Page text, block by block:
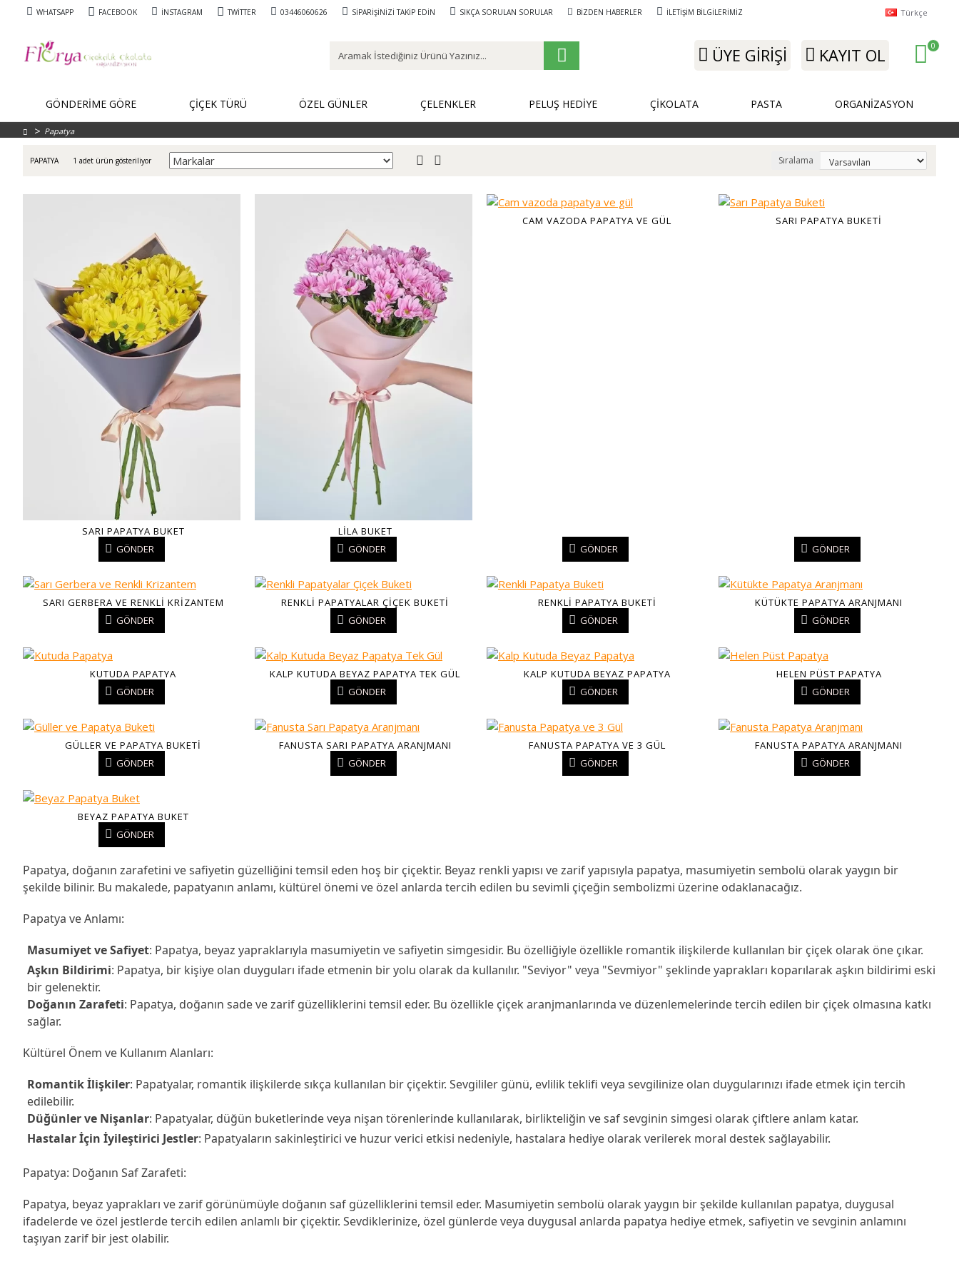
WHATSAPP FACEBOOK İNSTAGRAM TWITTER 03446060626 SIPARIŞINIZI TAKIP EDIN SIKÇA SORULAN SORULAR BIZDEN HABERLER İLETIŞIM BILGILERIMIZ Türkçe
ÜYE GIRIŞI KAYIT OL 0
GÖNDERİME GÖRE ÇİÇEK TÜRÜ ÖZEL GÜNLER ÇELENKLER PELUŞ HEDİYE ÇİKOLATA PASTA ORGANİZASYON
Papatya
Papatya, doğanın zarafetini ve safiyetin güzelliğini temsil eden hoş bir çiçektir. Beyaz renkli yapısı ve zarif yapısıyla papatya, masumiyetin sembolü olarak yaygın bir
şekilde bilinir. Bu makalede, papatyanın anlamı, kültürel önemi ve özel anlarda tercih edilen bu sevimli çiçeğin sembolizmi üzerine odaklanacağız.
Papatya ve Anlamı:
Masumiyet ve Safiyet: Papatya, beyaz yapraklarıyla masumiyetin ve safiyetin simgesidir. Bu özelliğiyle özellikle romantik ilişkilerde kullanılan bir çiçek olarak öne çıkar.
Aşkın Bildirimi: Papatya, bir kişiye olan duyguları ifade etmenin bir yolu olarak da kullanılır. "Seviyor" veya "Sevmiyor" şeklinde yaprakları koparılarak aşkın bildirimi eski
bir gelenektir.
Doğanın Zarafeti: Papatya, doğanın sade ve zarif güzelliklerini temsil eder. Bu özellikle çiçek aranjmanlarında ve düzenlemelerinde tercih edilen bir çiçek olmasına katkı
sağlar.
Kültürel Önem ve Kullanım Alanları:
Romantik İlişkiler: Papatyalar, romantik ilişkilerde sıkça kullanılan bir çiçektir. Sevgililer günü, evlilik teklifi veya sevgilinize olan duygularınızı ifade etmek için tercih
edilebilir.
Düğünler ve Nişanlar: Papatyalar, düğün buketlerinde veya nişan törenlerinde kullanılarak, birlikteliğin ve saf sevginin simgesi olarak çiftlere anlam katar.
Hastalar İçin İyileştirici Jestler: Papatyaların sakinleştirici ve huzur verici etkisi nedeniyle, hastalara hediye olarak verilerek moral destek sağlayabilir.
Papatya: Doğanın Saf Zarafeti:
Papatya, beyaz yaprakları ve zarif görünümüyle doğanın saf güzelliklerini temsil eder. Masumiyetin sembolü olarak yaygın bir şekilde kullanılan papatya, duygusal
ifadelerde ve özel jestlerde tercih edilen anlamlı bir çiçektir. Sevdiklerinize, özel günlerde veya duygusal anlarda papatya hediye etmek, safiyetin ve sevginin anlamını
taşıyan zarif bir jest olabilir.
PAPATYA 1 adet ürün gösteriliyor Sıralama
SARI PAPATYA BUKET
GÖNDER
LILA BUKET
GÖNDER
CAM VAZODA PAPATYA VE GÜL
GÖNDER
SARI PAPATYA BUKETI
GÖNDER
SARI GERBERA VE RENKLI KRIZANTEM
GÖNDER
RENKLI PAPATYALAR ÇIÇEK BUKETI
GÖNDER
RENKLI PAPATYA BUKETI
GÖNDER
KÜTÜKTE PAPATYA ARANJMANI
GÖNDER
KUTUDA PAPATYA
GÖNDER
KALP KUTUDA BEYAZ PAPATYA TEK GÜL
GÖNDER
KALP KUTUDA BEYAZ PAPATYA
GÖNDER
HELEN PÜST PAPATYA
GÖNDER
GÜLLER VE PAPATYA BUKETI
GÖNDER
FANUSTA SARI PAPATYA ARANJMANI
GÖNDER
FANUSTA PAPATYA VE 3 GÜL
GÖNDER
FANUSTA PAPATYA ARANJMANI
GÖNDER
BEYAZ PAPATYA BUKET
GÖNDER